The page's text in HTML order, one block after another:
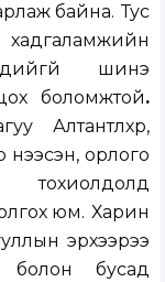
байна. Тус
хадгаламжийн
шинэ
боломжтой.
нээсэн, орлого
тохиолдолд
юм. Харин
эрхээрээ
болон бусад